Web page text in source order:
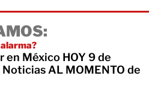
en México HOY 9 de
AL MOMENTO de